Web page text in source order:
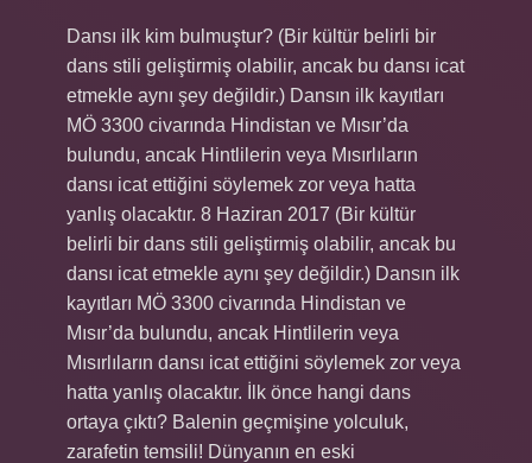
Dansı ilk kim bulmuştur? (Bir kültür belirli bir
dans stili geliştirmiş olabilir, ancak bu dansı icat
etmekle aynı şey değildir.) Dansın ilk kayıtları
MÖ 3300 civarında Hindistan ve Mısır’da
bulundu, ancak Hintlilerin veya Mısırlıların
dansı icat ettiğini söylemek zor veya hatta
yanlış olacaktır. 8 Haziran 2017 (Bir kültür
belirli bir dans stili geliştirmiş olabilir, ancak bu
dansı icat etmekle aynı şey değildir.) Dansın ilk
kayıtları MÖ 3300 civarında Hindistan ve
Mısır’da bulundu, ancak Hintlilerin veya
Mısırlıların dansı icat ettiğini söylemek zor veya
hatta yanlış olacaktır. İlk önce hangi dans
ortaya çıktı? Balenin geçmişine yolculuk,
zarafetin temsili! Dünyanın en eski